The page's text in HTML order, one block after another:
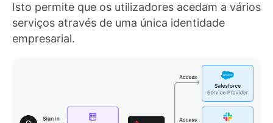
Isto permite que os utilizadores acedam a vários
serviços através de uma única identidade
empresarial.